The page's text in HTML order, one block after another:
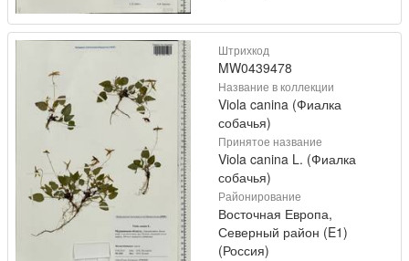
Штрихкод
MW0439478
Название в коллекции
Viola canina (Фиалка
собачья)
Принятое название
Viola canina L. (Фиалка
собачья)
Районирование
Восточная Европа,
Северный район (E1)
(Россия)